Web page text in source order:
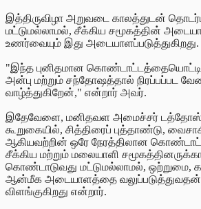
இத்திருவிழா அறுவடை காலத்துடன்
மட்டுமல்லாமல், சீக்கிய சமூகத்தின்
உணர்வையும் இது அடையாளப்படுத்துகிறது.
"இந்த புனிதமான
அன்பு மற்றும் சந்தோஷத்தால் நிரப்பப்பட
வாழ்த்துகிறேன்," என்றார் அவர்.
இதேவேளை, மனிதவள அமைச்சர்
கூறுகையில், சித்திரைப் புத்தாண்டு,
ஆகியவற்றின் ஒரே நேரத்திலான
சீக்கிய மற்றும் மலையாளி
கொண்டாடுவது மட்டுமல்லாமல், ஒற்றுமை,
ஆன்மீக அடையாளத்தை வலுப்படுத்துவதன்
விளங்குகிறது என்றார்.